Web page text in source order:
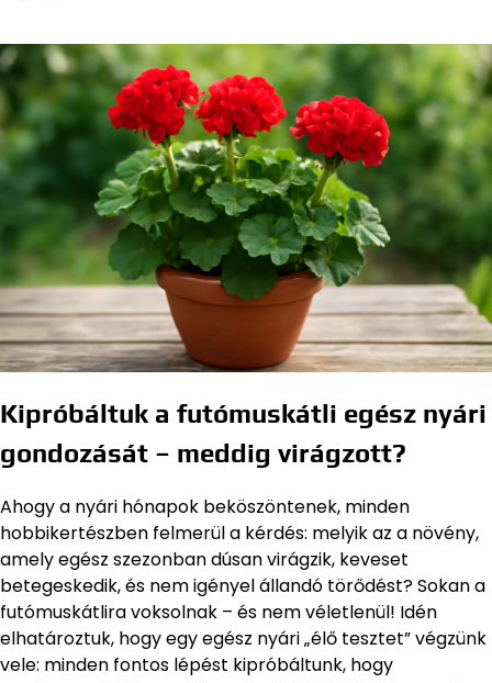
Kipróbáltuk a futómuskátli egész nyári
gondozását – meddig virágzott?
Ahogy a nyári hónapok beköszöntenek, minden
hobbikertészben felmerül a kérdés: melyik az a növény,
amely egész szezonban dúsan virágzik, keveset
betegeskedik, és nem igényel állandó törődést? Sokan a
futómuskátlira voksolnak – és nem véletlenül! Idén
elhatároztuk, hogy egy egész nyári „élő tesztet” végzünk
vele: minden fontos lépést kipróbáltunk, hogy